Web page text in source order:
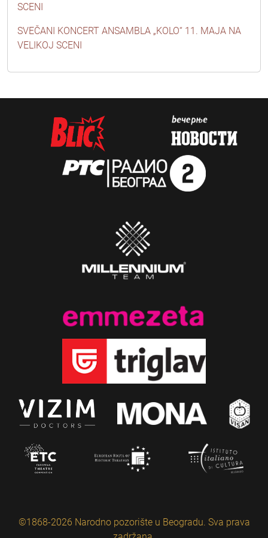
SCENI
SVEČANI KONCERT ANSAMBLA „KOLO“ 11. MAJA NA
VELIKOJ SCENI
©1868-2026 Narodno pozorište u Beogradu. Sva prava